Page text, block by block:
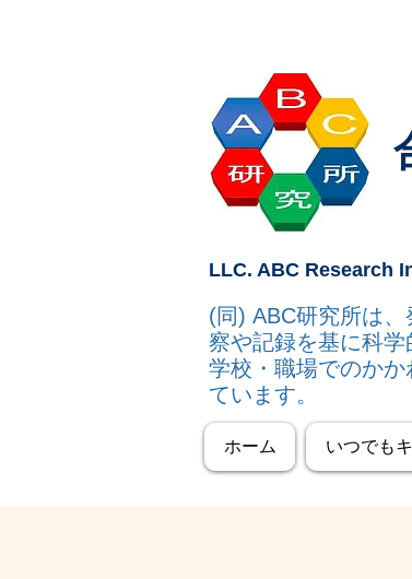
LLC. ABC Research
(同) ABC研究所は
察や記録を基に科学
学校・職場でのか
ています。
ホーム いつでも